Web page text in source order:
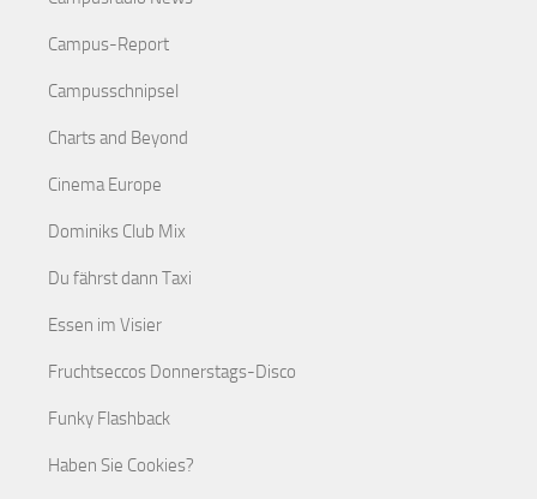
Campus-Report
Campusschnipsel
Charts and Beyond
Cinema Europe
Dominiks Club Mix
Du fährst dann Taxi
Essen im Visier
Fruchtseccos Donnerstags-Disco
Funky Flashback
Haben Sie Cookies?